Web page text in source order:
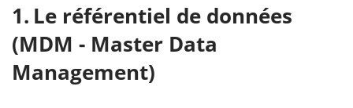
Le référentiel de données
(MDM - Master Data
Management)